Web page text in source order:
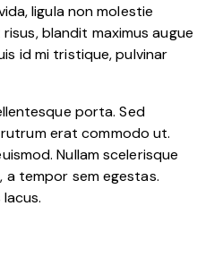
ligula non molestie
blandit maximus augue
id mi tristique, pulvinar
porta. Sed
erat commodo ut.
Nullam scelerisque
a tempor sem egestas.